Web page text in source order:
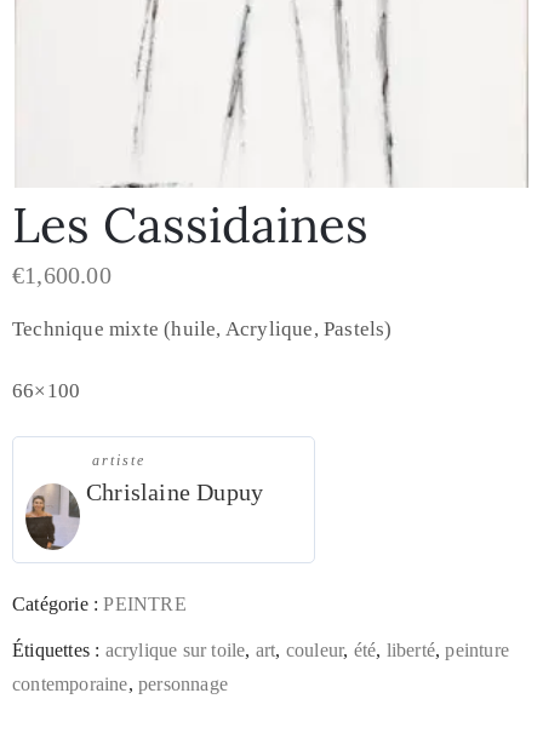
Les Cassidaines
€1,600.00
Technique mixte (huile, Acrylique, Pastels)
66×100
artiste
Chrislaine Dupuy
Catégorie :PEINTRE
Étiquettes : acrylique sur toile, art, couleur, été, liberté,peinture
contemporaine,personnage